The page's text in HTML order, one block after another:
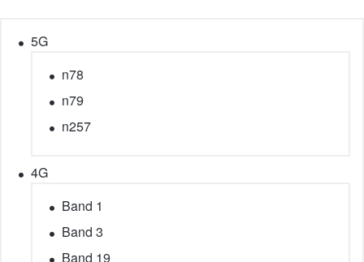
5G
n78
n79
n257
4G
Band 1
Band 3
Band 19